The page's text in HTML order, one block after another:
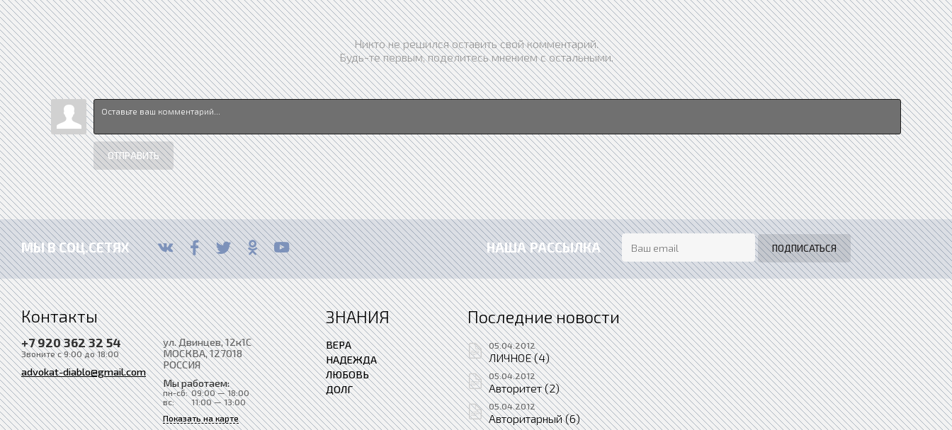
Никто не решился оставить свой комментарий.
Будь-те первым, поделитесь мнением с остальными.
ОТПРАВИТЬ
МЫ В СОЦ.СЕТЯХ НАША РАССЫЛКА
Контакты
+7 920 362 32 54
Звоните с 9:00 до 18:00
advokat-diablo@gmail.com
ул. Двинцев, 12к1С
МОСКВА, 127018
РОССИЯ
Мы работаем:
пн-сб: 09:00 — 18:00
вс:
11:00 — 13:00
Показать на карте
ЗНАНИЯ
ВЕРА
НАДЕЖДА
ЛЮБОВЬ
ДОЛГ
Последние новости
05.04.2012
ЛИЧНОЕ (4)
05.04.2012
Авторитет (2)
05.04.2012
Авторитарный (6)